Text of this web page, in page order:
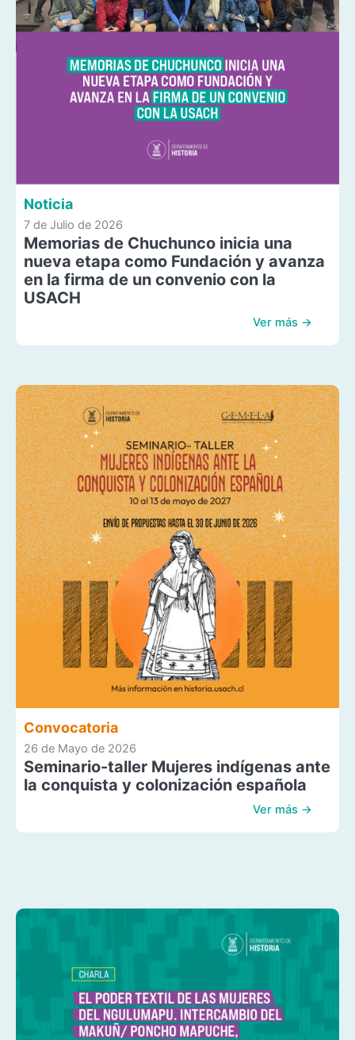
Noticia
7 de Julio de 2026
Memorias de Chuchunco inicia una
nueva etapa como Fundación y avanza
en la firma de un convenio con la
USACH
Ver más →
Convocatoria
26 de Mayo de 2026
Seminario-taller Mujeres indígenas ante
la conquista y colonización española
Ver más →